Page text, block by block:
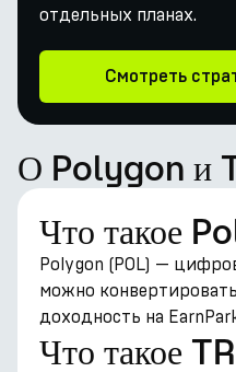
отдельных планах.
Смотреть
О Polygon и
Что такое
Polygon (POL) —
можно
доходность на
Что такое